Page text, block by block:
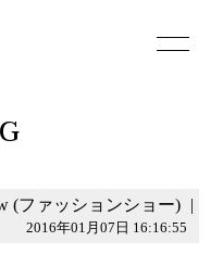
(ファッションショー) |
2016年01月07日 16:16:55